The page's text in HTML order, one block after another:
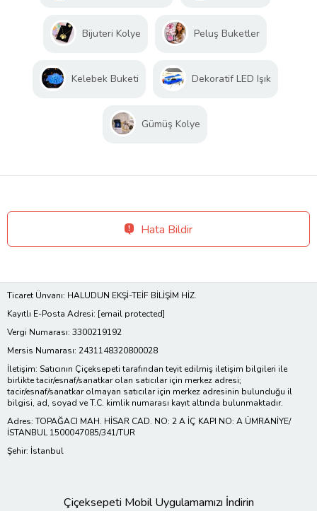
Bijuteri Kolye Peluş Buketler
Kelebek Buketi Dekoratif LED Işık
Gümüş Kolye
Hata Bildir
Ticaret Ünvanı: HALUDUN EKŞİ-TEİF BİLİŞİM HİZ.
Kayıtlı E-Posta Adresi: [email protected]
Vergi Numarası: 3300219192
Mersis Numarası: 2431148320800028
İletişim: Satıcının Çiçeksepeti tarafından teyit edilmiş iletişim bilgileri ile
birlikte tacir/esnaf/sanatkar olan satıcılar için merkez adresi;
tacir/esnaf/sanatkar olmayan satıcılar için merkez adresinin bulunduğu il
bilgisi, ad, soyad ve T.C. kimlik numarası kayıt altında bulunmaktadır.
Adres: TOPAĞACI MAH. HİSAR CAD. NO: 2 A İÇ KAPI NO: A ÜMRANİYE/
İSTANBUL 1500047085/341/TUR
Şehir: İstanbul
Çiçeksepeti Mobil Uygulamamızı İndirin